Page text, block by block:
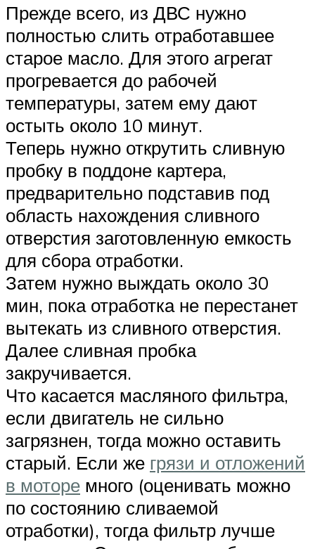
Прежде всего, из ДВС нужно
полностью слить отработавшее
старое масло. Для этого агрегат
прогревается до рабочей
температуры, затем ему дают
остыть около 10 минут.
Теперь нужно открутить сливную
пробку в поддоне картера,
предварительно подставив под
область нахождения сливного
отверстия заготовленную емкость
для сбора отработки.
Затем нужно выждать около 30
мин, пока отработка не перестанет
вытекать из сливного отверстия.
Далее сливная пробка
закручивается.
Что касается масляного фильтра,
если двигатель не сильно
загрязнен, тогда можно оставить
старый. Если же грязи и отложений
в моторе много (оценивать можно
по состоянию сливаемой
отработки), тогда фильтр лучше